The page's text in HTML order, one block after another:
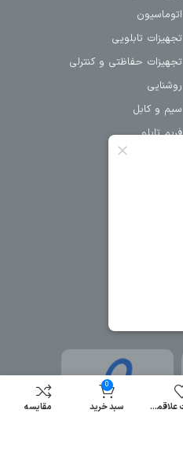
اتوماسیون
تجهیزات تابلویی
تجهیزات حفاظتی و کنترلی
روشنایی
سیم و کابل
فریم تابلو
لیست علاقمندی
0
سبد خرید مقایسه